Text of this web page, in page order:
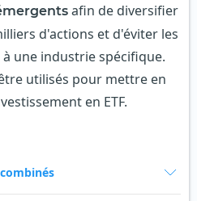
afin de diversifier
d'actions et d'éviter les
une industrie spécifique.
utilisés pour mettre en
en ETF.